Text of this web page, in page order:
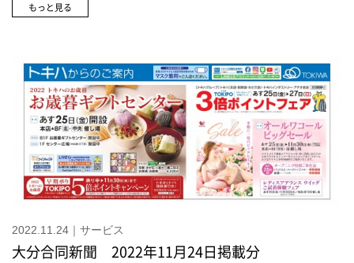
もっと見る
2022.11.24｜サービス
大分合同新聞 2022年11月24日掲載分